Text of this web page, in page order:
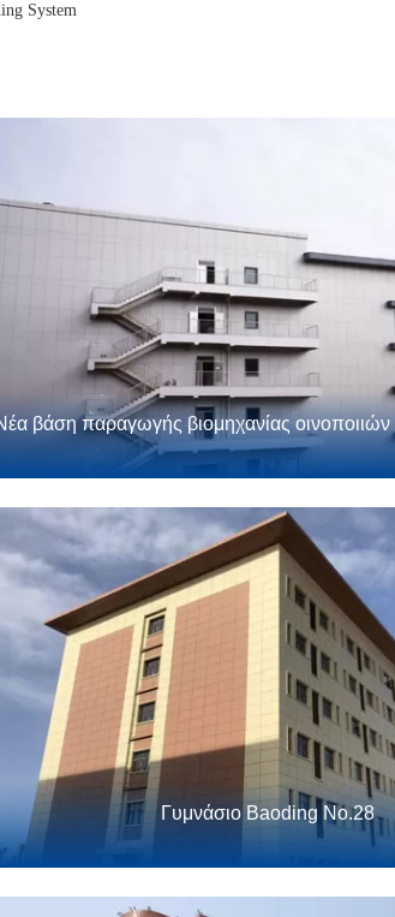
System
βάση παραγωγής βιομηχανίας
Γυμνάσιο Baoding No.28